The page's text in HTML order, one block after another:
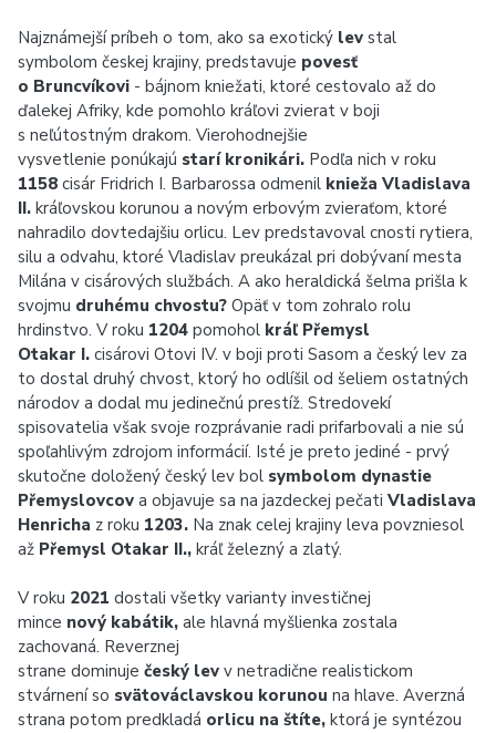
Najznámejší príbeh o tom, ako sa exotický lev stal
symbolom českej krajiny, predstavuje povesť
o Bruncvíkovi - bájnom kniežati, ktoré cestovalo až do
ďalekej Afriky, kde pomohlo kráľovi zvierat v boji
s neľútostným drakom. Vierohodnejšie
vysvetlenie ponúkajú starí kronikári. Podľa nich v roku
1158 cisár Fridrich I. Barbarossa odmenil knieža Vladislava
II. kráľovskou korunou a novým erbovým zvieraťom, ktoré
nahradilo dovtedajšiu orlicu. Lev predstavoval cnosti rytiera,
silu a odvahu, ktoré Vladislav preukázal pri dobývaní mesta
Milána v cisárových službách. A ako heraldická šelma prišla k
svojmu druhému chvostu? Opäť v tom zohralo rolu
hrdinstvo. V roku 1204 pomohol kráľ Přemysl
Otakar I. cisárovi Otovi IV. v boji proti Sasom a český lev za
to dostal druhý chvost, ktorý ho odlíšil od šeliem ostatných
národov a dodal mu jedinečnú prestíž. Stredovekí
spisovatelia však svoje rozprávanie radi prifarbovali a nie sú
spoľahlivým zdrojom informácií. Isté je preto jediné - prvý
skutočne doložený český lev bol symbolom dynastie
Přemyslovcov a objavuje sa na jazdeckej pečati Vladislava
Henricha z roku 1203. Na znak celej krajiny leva povzniesol
až Přemysl Otakar II., kráľ železný a zlatý.
V roku 2021 dostali všetky varianty investičnej
mince nový kabátik, ale hlavná myšlienka zostala
zachovaná. Reverznej
strane dominuje český lev v netradične realistickom
stvárnení so svätováclavskou korunou na hlave. Averzná
strana potom predkladá orlicu na štíte, ktorá je syntézou